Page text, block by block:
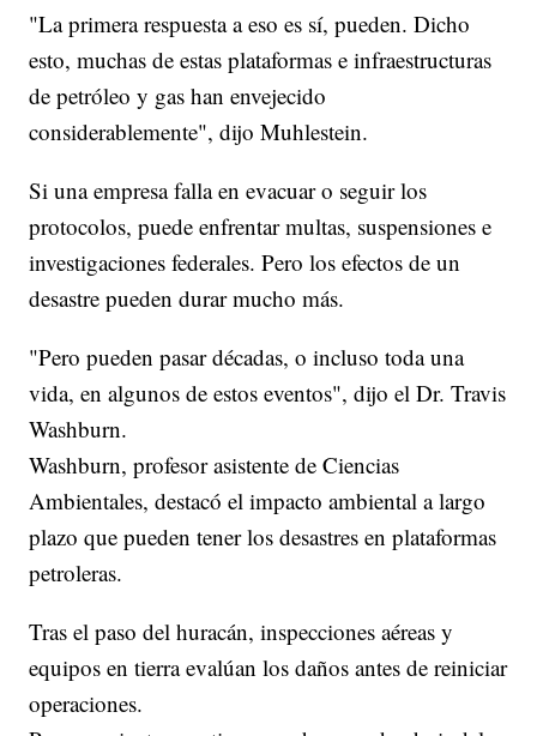
"La primera respuesta a eso es sí, pueden. Dicho
esto, muchas de estas plataformas e infraestructuras
de petróleo y gas han envejecido
considerablemente", dijo Muhlestein.
Si una empresa falla en evacuar o seguir los
protocolos, puede enfrentar multas, suspensiones e
investigaciones federales. Pero los efectos de un
desastre pueden durar mucho más.
"Pero pueden pasar décadas, o incluso toda una
vida, en algunos de estos eventos", dijo el Dr. Travis
Washburn.
Washburn, profesor asistente de Ciencias
Ambientales, destacó el impacto ambiental a largo
plazo que pueden tener los desastres en plataformas
petroleras.
Tras el paso del huracán, inspecciones aéreas y
equipos en tierra evalúan los daños antes de reiniciar
operaciones.